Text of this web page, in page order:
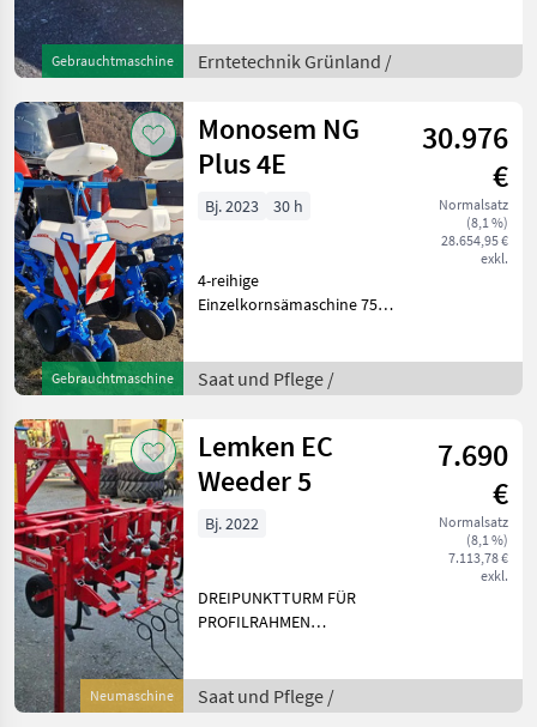
Gebrauchtmaschine
OHNE AUFBEREITER
ZAPFWELLENDREHZAHL
DREHEN ZUR MITTE
ABSTELLSTÜTZEN FÜR ABS
Erntetechnik Grünland /
Gebrauchtmaschine
Monosem NG
Plus 4E
30.976
€
Normalsatz
(8,1 %)
28.654,95 €
exkl.
Bj. 2023 30 h
4-reihige
Einzelkornsämaschine 75
Antrieb Drehzahlsensor für
Gebläse Abluft Satz (KAP)
Saat und Pflege /
Neumaschine
Lemken EC
Weeder 5
7.690
€
Normalsatz
(8,1 %)
7.113,78 €
exkl.
Bj. 2022
DREIPUNKTTURM FÜR
PROFILRAHMEN
ABSTELLSTÜTZE LANG FÜR
RAHMEN 80X80 BASIC-
Saat und Pflege /